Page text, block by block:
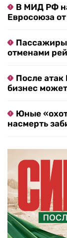
В МИД РФ
Евросоюза
Пассажиры
отменами
После
бизнес
Юные
насмерть